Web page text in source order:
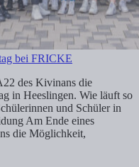
bei FRICKE
des Kivinans die
in Heeslingen. Wie läuft so
und Schüler in
Am Ende eines
die Möglichkeit,